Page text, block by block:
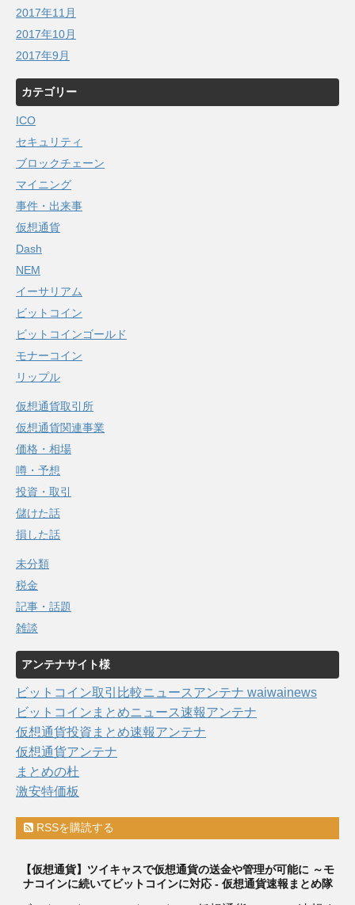
2017年11月
2017年10月
2017年9月
カテゴリー
ICO
セキュリティ
ブロックチェーン
マイニング
事件・出来事
仮想通貨
Dash
NEM
イーサリアム
ビットコイン
ビットコインゴールド
モナーコイン
リップル
仮想通貨取引所
仮想通貨関連事業
価格・相場
噂・予想
投資・取引
儲けた話
損した話
未分類
税金
記事・話題
雑談
アンテナサイト様
ビットコイン取引比較ニュースアンテナ waiwainews
ビットコインまとめニュース速報アンテナ
仮想通貨投資まとめ速報アンテナ
仮想通貨アンテナ
まとめの杜
激安特価板
RSSを購読する
【仮想通貨】ツイキャスで仮想通貨の送金や管理が可能に ～モ
ナコインに続いてビットコインに対応 - 仮想通貨速報まとめ隊